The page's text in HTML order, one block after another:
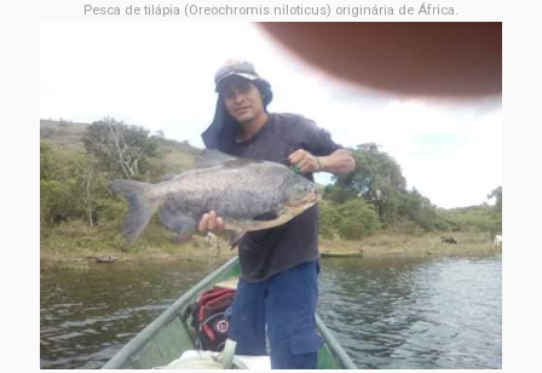
Pesca de tilápia (Oreochromis niloticus) originária de África.